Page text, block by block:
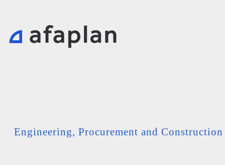
Engineering, Procurement and Construction